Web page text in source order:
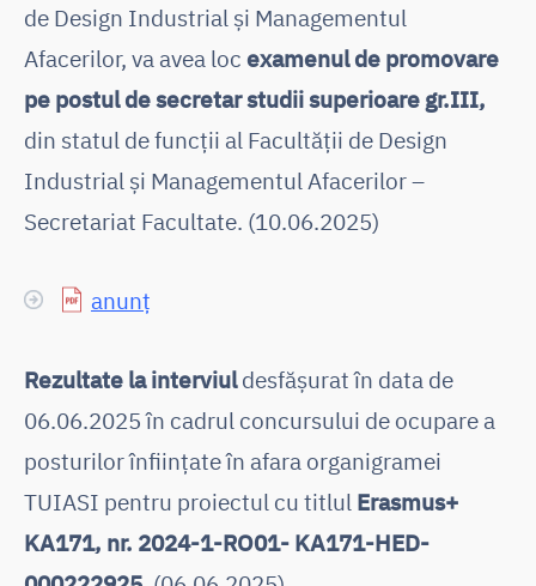
de Design Industrial și Managementul
Afacerilor, va avea loc examenul de promovare
pe postul de secretar studii superioare gr.III,
din statul de funcții al Facultății de Design
Industrial și Managementul Afacerilor –
Secretariat Facultate. (10.06.2025)
anunț
Rezultate la interviuldesfășurat în data de
06.06.2025 în cadrul concursului de ocupare a
posturilor înființate în afara organigramei
TUIASI pentru proiectul cu titlul Erasmus+
KA171, nr. 2024-1-RO01- KA171-HED-